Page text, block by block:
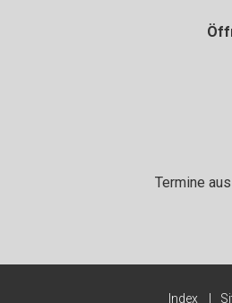
Termine
Index